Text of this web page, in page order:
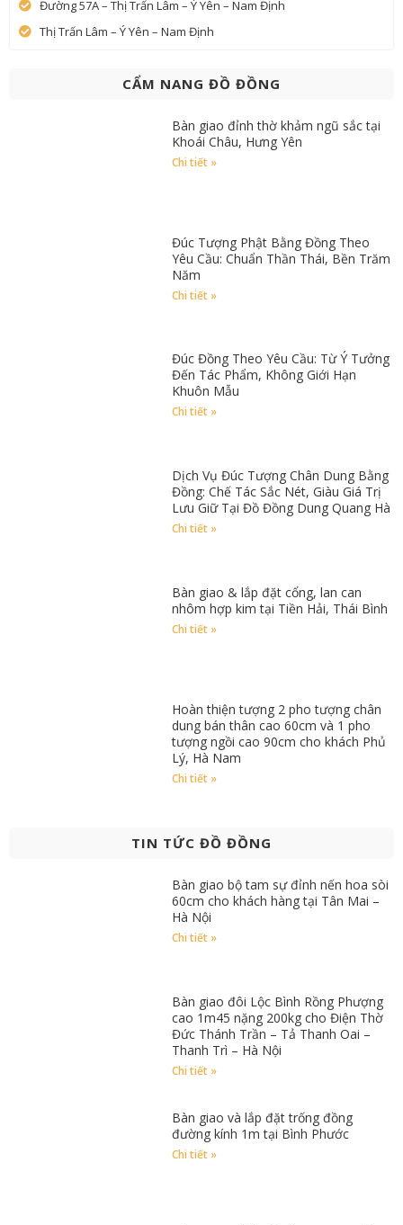
Đường 57A – Thị Trấn Lâm – Ý Yên – Nam Định
Thị Trấn Lâm – Ý Yên – Nam Định
CẨM NANG ĐỒ ĐỒNG
Bàn giao đỉnh thờ khảm ngũ sắc tại
Khoái Châu, Hưng Yên
Chi tiết »
Đúc Tượng Phật Bằng Đồng Theo
Yêu Cầu: Chuẩn Thần Thái, Bền Trăm
Năm
Chi tiết »
Đúc Đồng Theo Yêu Cầu: Từ Ý Tưởng
Đến Tác Phẩm, Không Giới Hạn
Khuôn Mẫu
Chi tiết »
Dịch Vụ Đúc Tượng Chân Dung Bằng
Đồng: Chế Tác Sắc Nét, Giàu Giá Trị
Lưu Giữ Tại Đồ Đồng Dung Quang Hà
Chi tiết »
Bàn giao & lắp đặt cổng, lan can
nhôm hợp kim tại Tiền Hải, Thái Bình
Chi tiết »
Hoàn thiện tượng 2 pho tượng chân
dung bán thân cao 60cm và 1 pho
tượng ngồi cao 90cm cho khách Phủ
Lý, Hà Nam
Chi tiết »
TIN TỨC ĐỒ ĐỒNG
Bàn giao bộ tam sự đỉnh nến hoa sòi
60cm cho khách hàng tại Tân Mai –
Hà Nội
Chi tiết »
Bàn giao đôi Lộc Bình Rồng Phượng
cao 1m45 nặng 200kg cho Điện Thờ
Đức Thánh Trần – Tả Thanh Oai –
Thanh Trì – Hà Nội
Chi tiết »
Bàn giao và lắp đặt trống đồng
đường kính 1m tại Bình Phước
Chi tiết »